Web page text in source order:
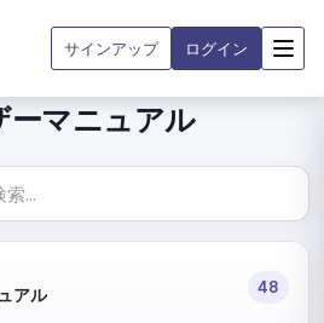
サインアップ ログイン
マニュアル
アル 48